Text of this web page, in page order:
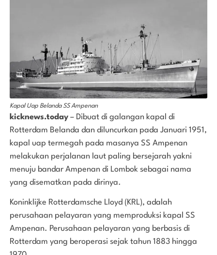
Kapal Uap Belanda SS Ampenan
kicknews.today – Dibuat di galangan kapal di
Rotterdam Belanda dan diluncurkan pada Januari 1951,
kapal uap termegah pada masanya SS Ampenan
melakukan perjalanan laut paling bersejarah yakni
menuju bandar Ampenan di Lombok sebagai nama
yang disematkan pada dirinya.
Koninklijke Rotterdamsche Lloyd (KRL), adalah
perusahaan pelayaran yang memproduksi kapal SS
Ampenan. Perusahaan pelayaran yang berbasis di
Rotterdam yang beroperasi sejak tahun 1883 hingga